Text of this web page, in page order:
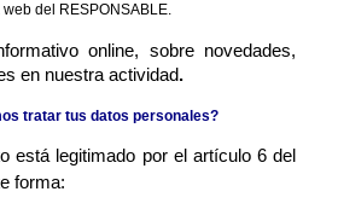
del RESPONSABLE.
online, sobre novedades,
en nuestra actividad.
tratar tus datos personales?
está legitimado por el artículo 6 del
forma: